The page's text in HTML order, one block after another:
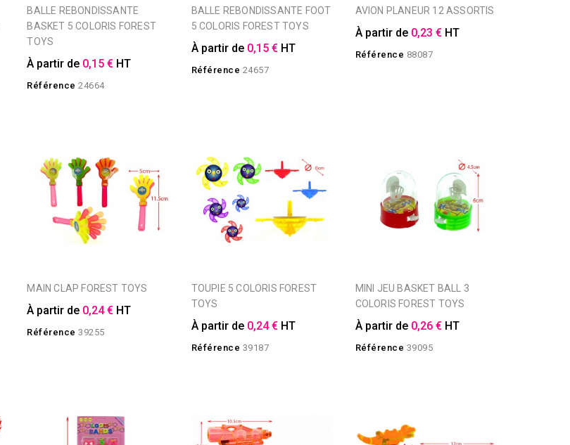
BALLE REBONDISSANTE
BASKET 5 COLORIS FOREST
TOYS
À partir de 0,15 € HT
Référence 24664
BALLE REBONDISSANTE FOOT
5 COLORIS FOREST TOYS
À partir de 0,15 € HT
Référence 24657
AVION PLANEUR 12 ASSORTIS
À partir de 0,23 € HT
Référence 88087
MAIN CLAP FOREST TOYS
À partir de 0,24 € HT
Référence 39255
TOUPIE 5 COLORIS FOREST
TOYS
À partir de 0,24 € HT
Référence 39187
MINI JEU BASKET BALL 3
COLORIS FOREST TOYS
À partir de 0,26 € HT
Référence 39095